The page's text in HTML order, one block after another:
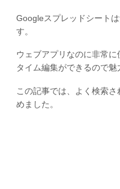
Googleスプレッドシート
す。
ウェブアプリなのに非常
タイム編集ができるので魅
この記事では、よく検索
めました。